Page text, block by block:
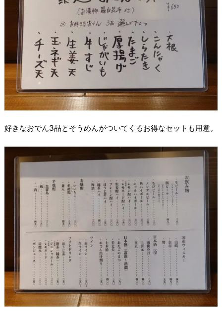
好きなおでん3品とそうめんがついてくるお得なセットも用意。